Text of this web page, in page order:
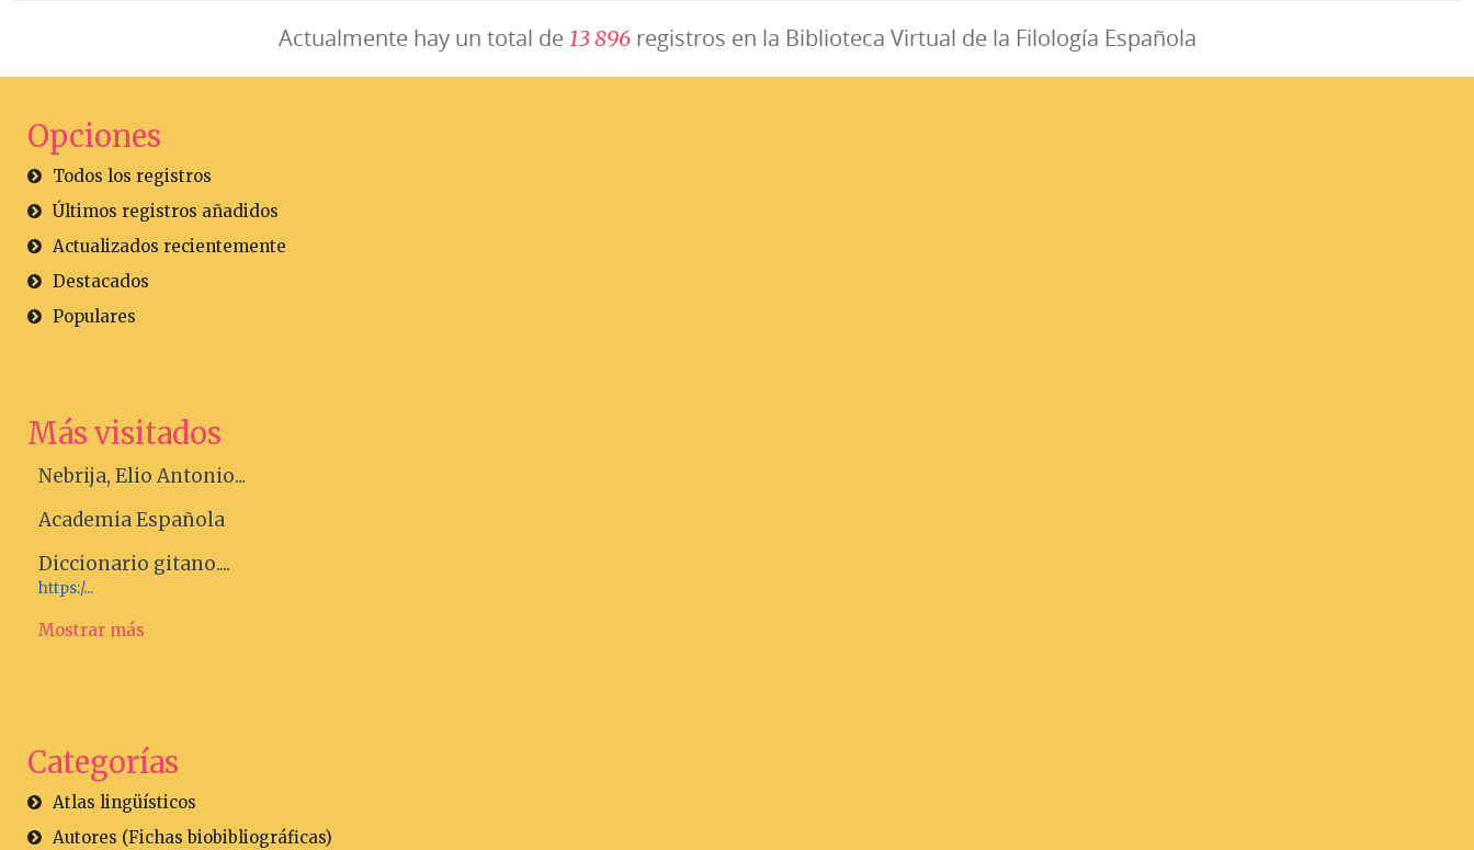
Actualmente hay un total de 13896registros en la Biblioteca Virtual de la Filología Española
Opciones
Todos los registros
Últimos registros añadidos
Actualizados recientemente
Destacados
Populares
Más visitados
Nebrija, Elio Antonio...
Academia Española
Diccionario gitano....
https:/...
Mostrar más
Categorías
Atlas lingüísticos
Autores (Fichas biobibliográficas)